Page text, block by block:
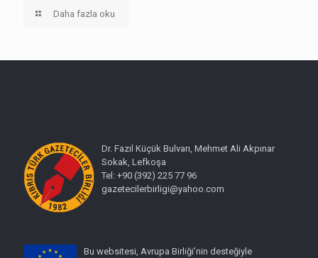
Daha fazla oku
Dr. Fazıl Küçük Bulvarı, Mehmet Ali Akpınar
Sokak, Lefkoşa
Tel: +90 (392) 225 77 96
gazetecilerbirligi@yahoo.com
Bu websitesi, Avrupa Birliği’nin desteğiyle